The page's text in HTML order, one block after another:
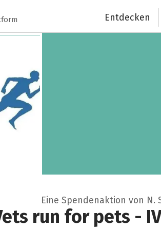
Entdecken
Eine Spendenaktion von N.
run for pets -